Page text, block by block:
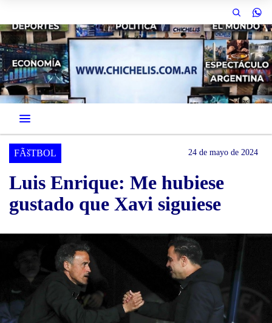
FÃšTBOL 24 de mayo de 2024
Luis Enrique: Me hubiese
gustado que Xavi siguiese